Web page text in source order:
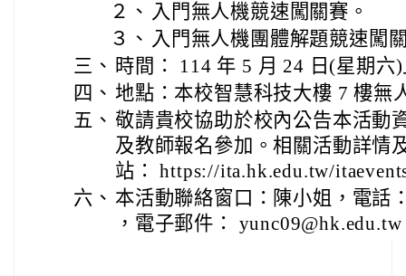
２、 入門無人機競速闖關賽。
３、 入門無人機團體解題競速闖
三、 時間： 114 年 5 月 24 日(星期六
四、 地點：本校智慧科技大樓 7 樓無
五、 敬請貴校協助於校內公告本活動
及教師報名參加。相關活動詳情
站： https://ita.hk.edu.tw/
六、 本活動聯絡窗口：陳小姐，電話
，電子郵件：